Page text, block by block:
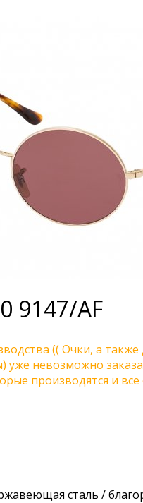
9147/AF
(( Очки, а
уже невозможно
производятся и
сталь /